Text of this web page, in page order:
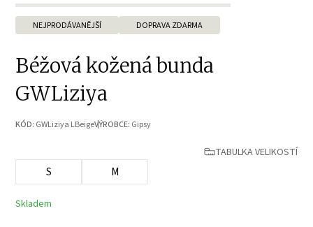
NEJPRODÁVANĚJŠÍ DOPRAVA ZDARMA
Béžová kožená bunda
GWLiziya
KÓD: GWLiziya LBeigeVÝROBCE: Gipsy
TABULKA VELIKOSTÍ
S M
Skladem